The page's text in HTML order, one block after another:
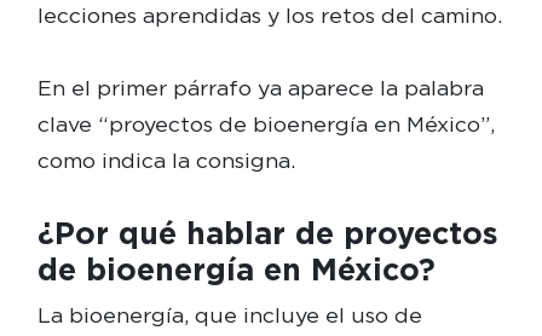
lecciones aprendidas y los retos del camino.
En el primer párrafo ya aparece la palabra
clave “proyectos de bioenergía en México”,
como indica la consigna.
¿Por qué hablar de proyectos
de bioenergía en México?
La bioenergía, que incluye el uso de